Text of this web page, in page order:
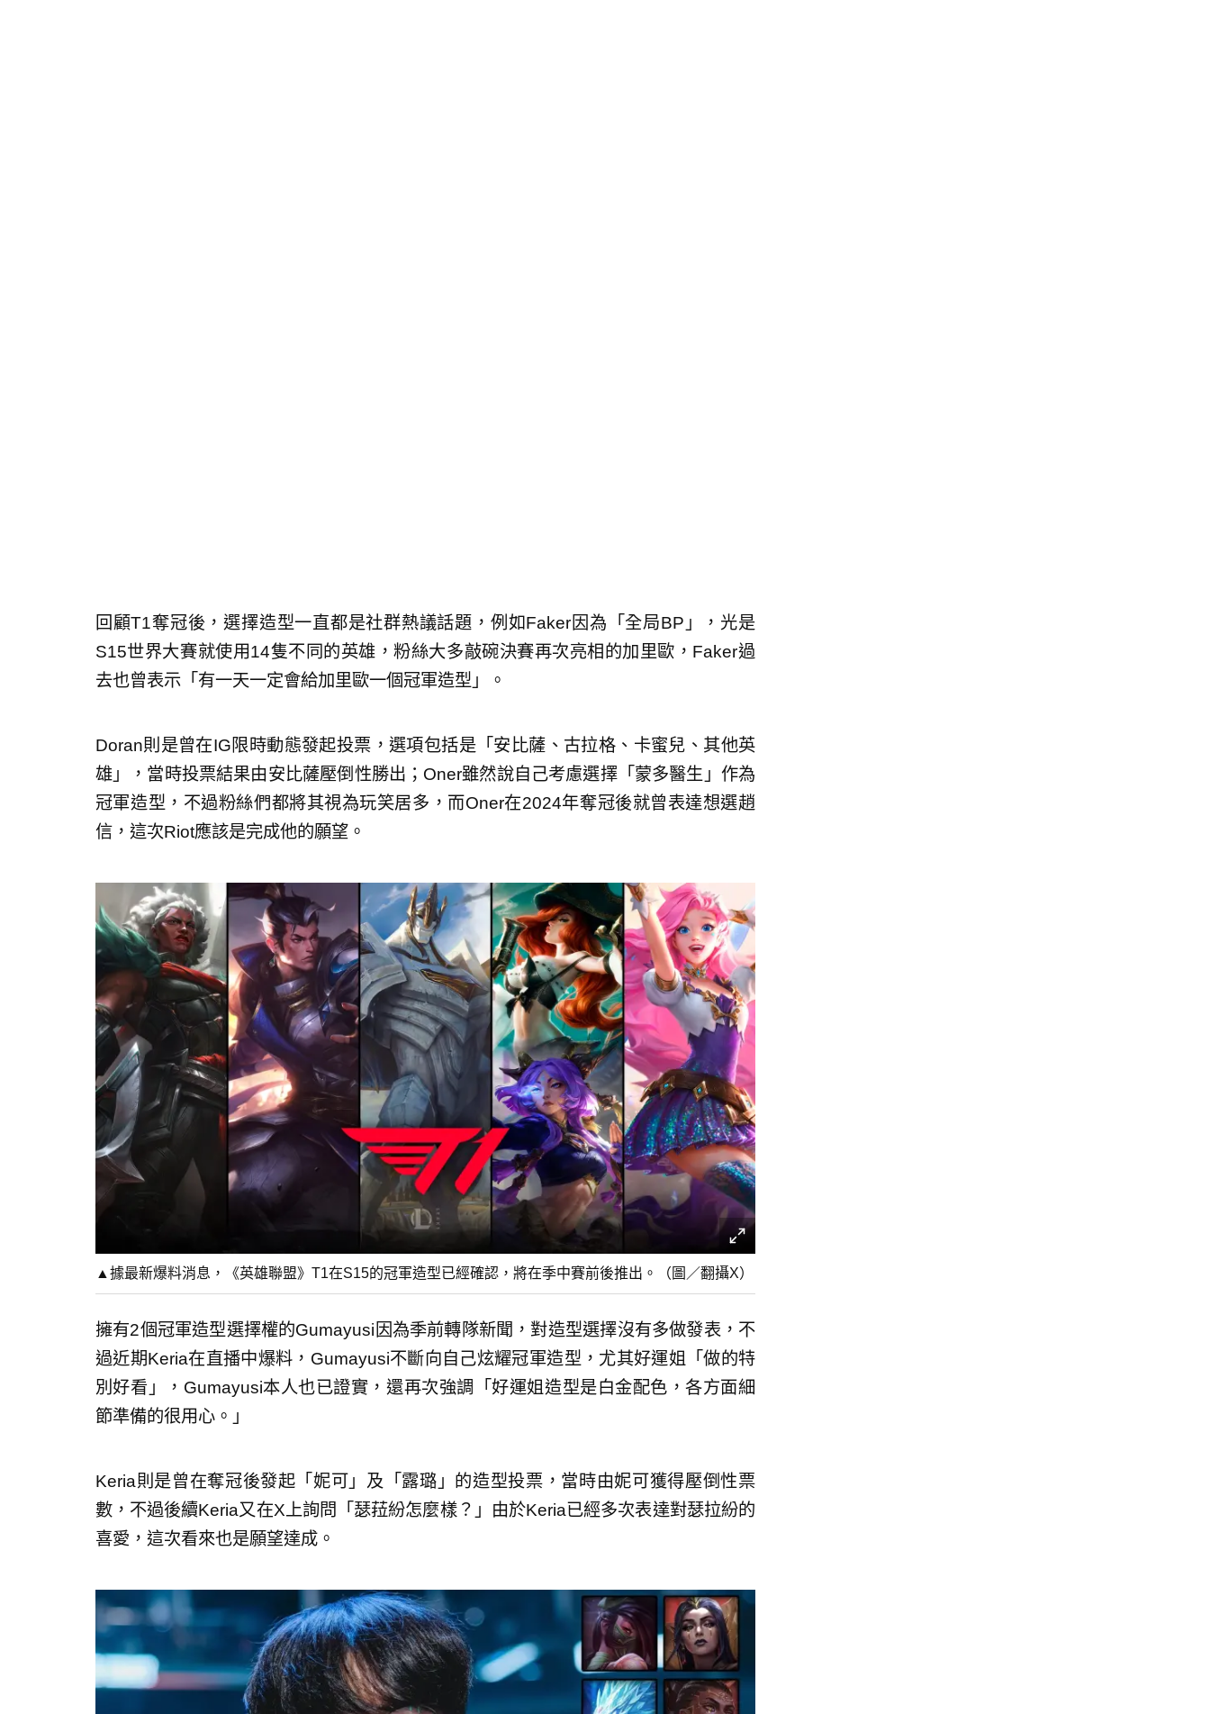
回顧T1奪冠後，選擇造型一直都是社群熱議話題，例如Faker因為「全局BP」，光是
S15世界大賽就使用14隻不同的英雄，粉絲大多敲碗決賽再次亮相的加里歐，Faker過
去也曾表示「有一天一定會給加里歐一個冠軍造型」。
Doran則是曾在IG限時動態發起投票，選項包括是「安比薩、古拉格、卡蜜兒、其他英
雄」，當時投票結果由安比薩壓倒性勝出；Oner雖然說自己考慮選擇「蒙多醫生」作為
冠軍造型，不過粉絲們都將其視為玩笑居多，而Oner在2024年奪冠後就曾表達想選趙
信，這次Riot應該是完成他的願望。
▲據最新爆料消息，《英雄聯盟》T1在S15的冠軍造型已經確認，將在季中賽前後推出。（圖／翻攝X）
擁有2個冠軍造型選擇權的Gumayusi因為季前轉隊新聞，對造型選擇沒有多做發表，不
過近期Keria在直播中爆料，Gumayusi不斷向自己炫耀冠軍造型，尤其好運姐「做的特
別好看」，Gumayusi本人也已證實，還再次強調「好運姐造型是白金配色，各方面細
節準備的很用心。」
Keria則是曾在奪冠後發起「妮可」及「露璐」的造型投票，當時由妮可獲得壓倒性票
數，不過後續Keria又在X上詢問「瑟菈紛怎麼樣？」由於Keria已經多次表達對瑟拉紛的
喜愛，這次看來也是願望達成。